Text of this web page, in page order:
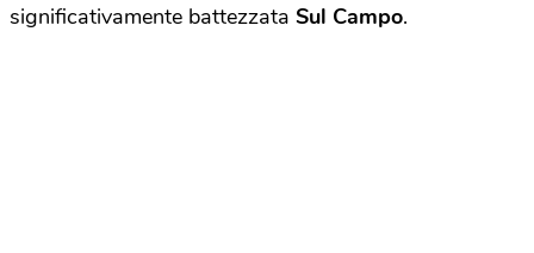
significativamente battezzata Sul Campo.